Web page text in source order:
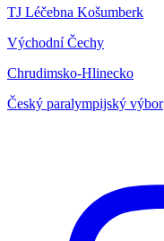
TJ Léčebna Košumberk
Východní Čechy
Chrudimsko-Hlinecko
Český paralympijský výbor